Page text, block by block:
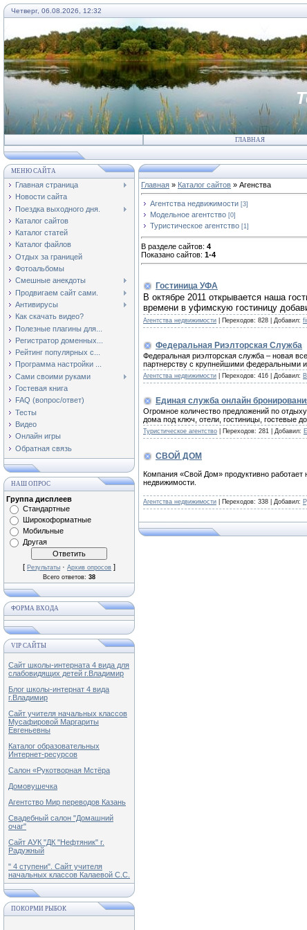
Четверг, 06.08.2026, 12:32
ГЛАВНАЯ
МЕНЮ САЙТА
Главная страница
Новости сайта
Поездка выходного дня.
Каталог сайтов
Каталог статей
Каталог файлов
Отдых за границей
Фотоальбомы
Смешные анекдоты
Продвигаем сайт сами.
Антивирусы
Как скачать видео?
Полезные плагины для...
Регистратор доменных...
Рейтинг популярных с...
Программа настройки ...
Сами своими руками
Гостевая книга
FAQ (вопрос/ответ)
Тесты
Видео
Онлайн игры
Обратная связь
НАШ ОПРОС
Группа дисплеев
Стандартные
Широкоформатные
Мобильные
Другая
[ Результаты · Архив опросов ]
Всего ответов: 38
ФОРМА ВХОДА
VIP САЙТЫ
Сайт школы-интерната 4 вида для
слабовидящих детей г.Владимир
Блог школы-интернат 4 вида
г.Владимир
Сайт учителя начальных классов
Мусафировой Маргариты
Евгеньевны
Каталог образовательных
Интернет-ресурсов
Салон «Рукотворная Мстёра
Домовушечка
Агентство Мир переводов Казань
Свадебный салон "Домашний
очаг"
Сайт АУК "ДК "Нефтяник" г.
Радужный
" 4 ступени". Сайт учителя
начальных классов Калаевой С.С.
ПОКОРМИ РЫБОК
Главная » Каталог сайтов » Агенства
Агентства недвижимости [3]
Модельное агентство [0]
Туристическое агентство [1]
В разделе сайтов: 4
Показано сайтов: 1-4
Гостиница УФА
В октябре 2011 открывается наша
времени в уфимскую гостиницу
Агентства недвижимости | Переходов: 828 | Добавил:
Федеральная Риэлторская Служба
Федеральная риэлторская служба – новая
партнерству с крупнейшими федеральными
Агентства недвижимости | Переходов: 416 | Добавил:
Единая служба онлайн
Огромное количество предложений по
дома под ключ, отели, гостиницы, гостевые
Туристическое агентство | Переходов: 281 | Добавил:
СВОЙ ДОМ
Компания «Свой Дом» продуктивно
недвижимости.
Агентства недвижимости | Переходов: 338 | Добавил: